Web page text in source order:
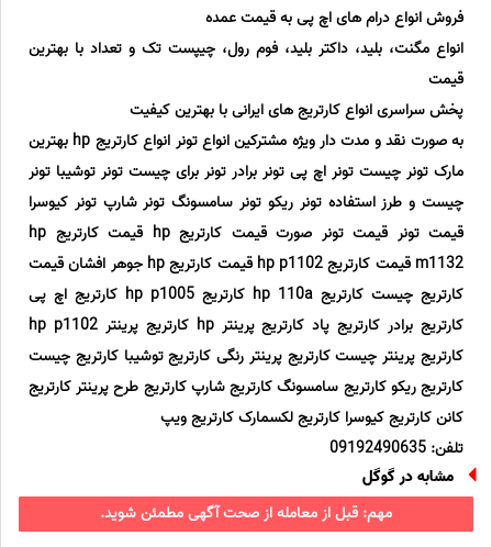
فروش انواع درام های اچ پی به قیمت عمده
انواع مگنت، بلید، داکتر بلید، فوم رول، چیپست تک و تعداد با بهترین
قیمت
پخش سراسری انواع کارتریج های ایرانی با بهترین کیفیت
به صورت نقد و مدت دار ویژه مشترکین انواع تونر انواع کارتریج hp بهترین
مارک تونر چیست تونر اچ پی تونر برادر تونر برای چیست تونر توشیبا تونر
چیست و طرز استفاده تونر ریکو تونر سامسونگ تونر شارپ تونر کیوسرا
قیمت تونر قیمت تونر صورت قیمت کارتریج hp قیمت کارتریج hp
m1132 قیمت کارتریج hp p1102 قیمت کارتریج hp جوهر افشان قیمت
کارتریج چیست کارتریج hp 110a کارتریج hp p1005 کارتریج اچ پی
کارتریج برادر کارتریج پاد کارتریج پرینتر hp کارتریج پرینتر hp p1102
کارتریج پرینتر چیست کارتریج پرینتر رنگی کارتریج توشیبا کارتریج چیست
کارتریج ریکو کارتریج سامسونگ کارتریج شارپ کارتریج طرح پرینتر کارتریج
کانن کارتریج کیوسرا کارتریج لکسمارک کارتریج ویپ
تلفن: 09192490635
مشابه در گوگل
مهم: قبل از معامله از صحت آگهی مطمئن شوید.